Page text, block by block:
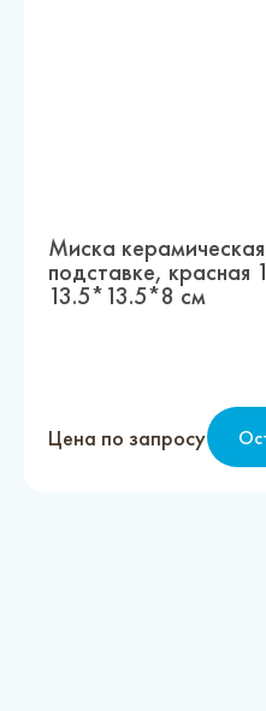
Миска
подставке, красная
13.5*13.5*8 см
Цена по запросу